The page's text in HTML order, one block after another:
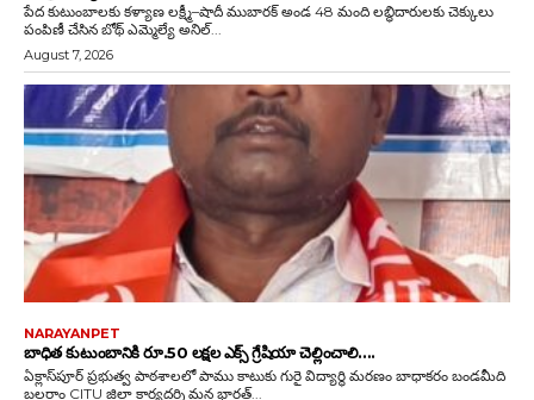
పేద కుటుంబాలకు కళ్యాణ లక్ష్మీ–షాదీ ముబారక్ అండ 48 మంది లబ్ధిదారులకు చెక్కులు
పంపిణీ చేసిన బోథ్ ఎమ్మెల్యే అనిల్...
August 7, 2026
NARAYANPET
బాధిత కుటుంబానికి రూ.50 లక్షల ఎక్స్ గ్రేషియా చెల్లించాలి….
ఏక్లాస్‌పూర్ ప్రభుత్వ పాఠశాలలో పాము కాటుకు గురై విద్యార్థి మరణం బాధాకరం బండమీది
బలరాం CITU జిల్లా కార్యదర్శి మన భారత్...